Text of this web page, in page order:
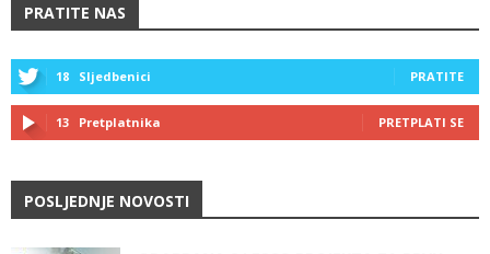
PRATITE NAS
18 Sljedbenici PRATITE
13 Pretplatnika PRETPLATI SE
POSLJEDNJE NOVOSTI